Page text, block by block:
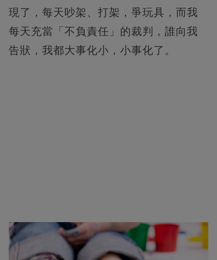
現了，每天吵架、打架，爭玩具，而我
每天充當「不負責任」的裁判，誰向我
告狀，我都大事化小，小事化了。